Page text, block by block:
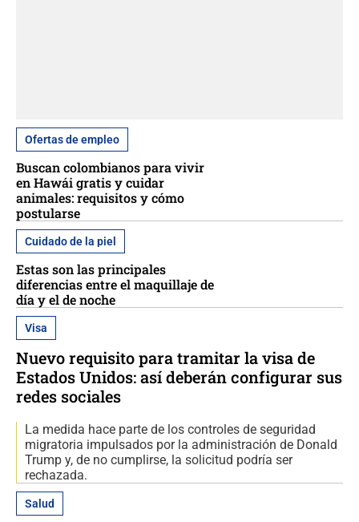
Ofertas de empleo
Buscan colombianos para vivir
en Hawái gratis y cuidar
animales: requisitos y cómo
postularse
Cuidado de la piel
Estas son las principales
diferencias entre el maquillaje de
día y el de noche
Visa
Nuevo requisito para tramitar la visa de
Estados Unidos: así deberán configurar sus
redes sociales
La medida hace parte de los controles de seguridad
migratoria impulsados por la administración de Donald
Trump y, de no cumplirse, la solicitud podría ser
rechazada.
Salud